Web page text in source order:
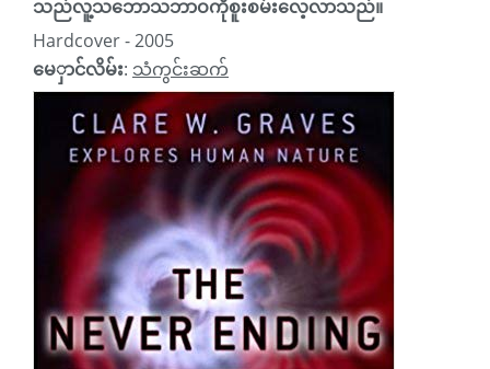
သည်လူ့သဘောသဘာဝကိုစူးစမ်းလေ့လာသည်။
Hardcover - 2005
မေှာင်လိမ်း: သံကွင်းဆက်